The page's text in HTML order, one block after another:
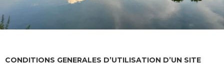
CONDITIONS GENERALES D’UTILISATION D’UN SITE